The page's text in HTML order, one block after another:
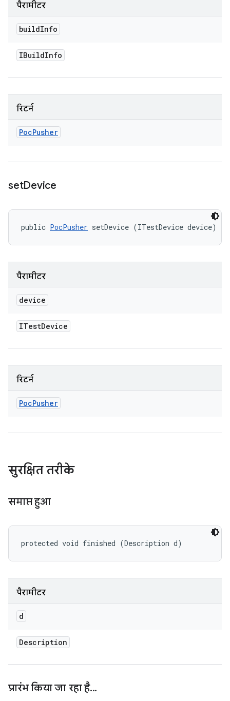
पैरामीटर
buildInfo
IBuildInfo
रिटर्न
PocPusher
setDevice
public PocPusher setDevice (ITestDevice device)
पैरामीटर
device
ITestDevice
रिटर्न
PocPusher
सुरक्षित तरीके
समाप्त हुआ
protected void finished (Description d)
पैरामीटर
d
Description
प्रारंभ किया जा रहा है...